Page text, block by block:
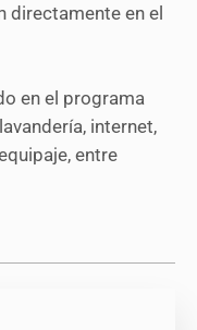
directamente en el
en el programa
internet,
entre